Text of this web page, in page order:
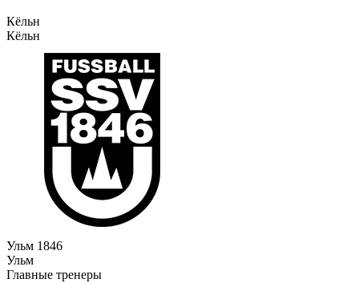
Кёльн
Кёльн
Ульм 1846
Ульм
Главные тренеры